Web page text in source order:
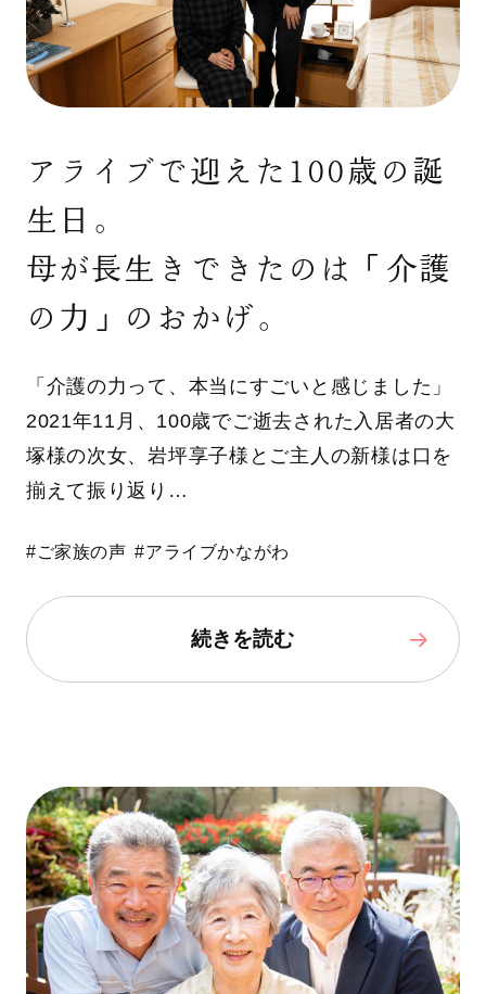
アライブで迎えた100歳の誕
生日。
母が長生きできたのは「介護
の力」のおかげ。
「介護の力って、本当にすごいと感じました」
2021年11月、100歳でご逝去された入居者の大
塚様の次女、岩坪享子様とご主人の新様は口を
揃えて振り返り…
#ご家族の声 #アライブかながわ
続きを読む